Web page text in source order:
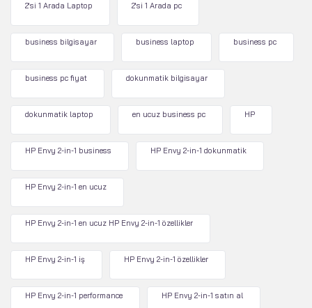
2'si 1 Arada Laptop 2'si 1 Arada pc
business bilgisayar business laptop business pc
business pc fiyat dokunmatik bilgisayar
dokunmatik laptop en ucuz business pc HP
HP Envy 2-in-1 business HP Envy 2-in-1 dokunmatik
HP Envy 2-in-1 en ucuz
HP Envy 2-in-1 en ucuz HP Envy 2-in-1 özellikler
HP Envy 2-in-1 iş HP Envy 2-in-1 özellikler
HP Envy 2-in-1 performance HP Envy 2-in-1 satın al